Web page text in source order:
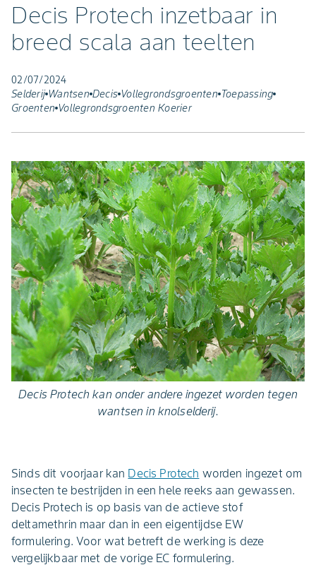
Decis Protech inzetbaar in
breed scala aan teelten
02/07/2024
Selderij Wantsen Decis Vollegrondsgroenten Toepassing
Groenten Vollegrondsgroenten Koerier
Decis Protech kan onder andere ingezet worden tegen
wantsen in knolselderij.
Sinds dit voorjaar kan Decis Protech worden ingezet om
insecten te bestrijden in een hele reeks aan gewassen.
Decis Protech is op basis van de actieve stof
deltamethrin maar dan in een eigentijdse EW
formulering. Voor wat betreft de werking is deze
vergelijkbaar met de vorige EC formulering.